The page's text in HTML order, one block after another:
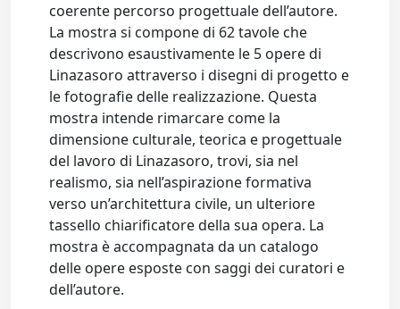
coerente percorso progettuale dell’autore.
La mostra si compone di 62 tavole che
descrivono esaustivamente le 5 opere di
Linazasoro attraverso i disegni di progetto e
le fotografie delle realizzazione. Questa
mostra intende rimarcare come la
dimensione culturale, teorica e progettuale
del lavoro di Linazasoro, trovi, sia nel
realismo, sia nell’aspirazione formativa
verso un’architettura civile, un ulteriore
tassello chiarificatore della sua opera. La
mostra è accompagnata da un catalogo
delle opere esposte con saggi dei curatori e
dell’autore.